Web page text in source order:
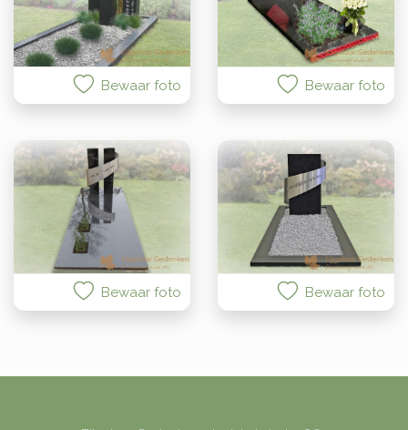
Bewaar foto Bewaar foto
Bewaar foto Bewaar foto